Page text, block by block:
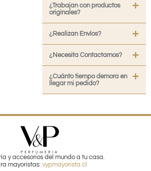
¿Trabajan con productos
originales?
¿Realizan Envíos?
¿Necesita Contactarnos?
¿Cuánto tiempo demora en
llegar mi pedido?
y accesorios del mundo a tu casa.
mayoristas: vypmayorista.cl